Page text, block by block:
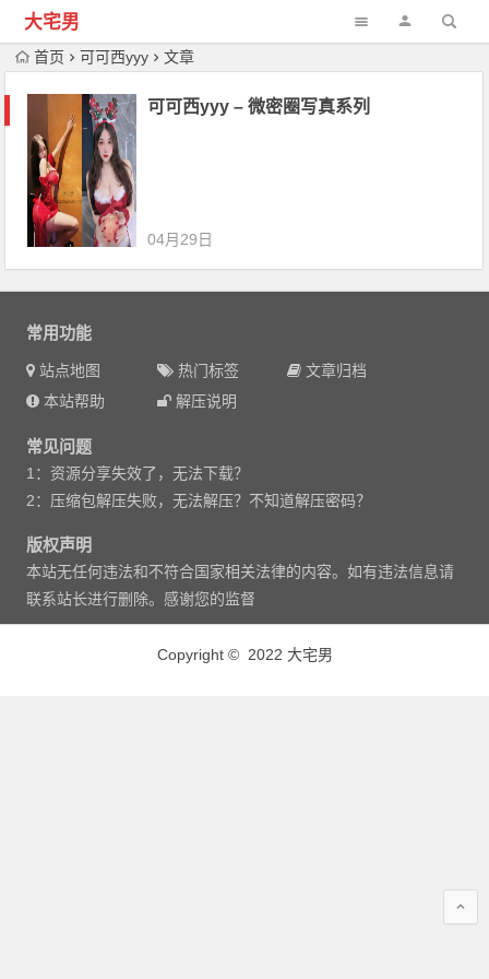
大宅男
首页 可可西yyy 文章
可可西yyy – 微密圈写真系列
04月29日
常用功能
站点地图 热门标签
文章归档
本站帮助
解压说明
常见问题
1：资源分享失效了，无法下载？
2：压缩包解压失败，无法解压？不知道解压密码？
版权声明
本站无任何违法和不符合国家相关法律的内容。如有违法信息请
联系站长进行删除。感谢您的监督
Copyright © 2022 大宅男